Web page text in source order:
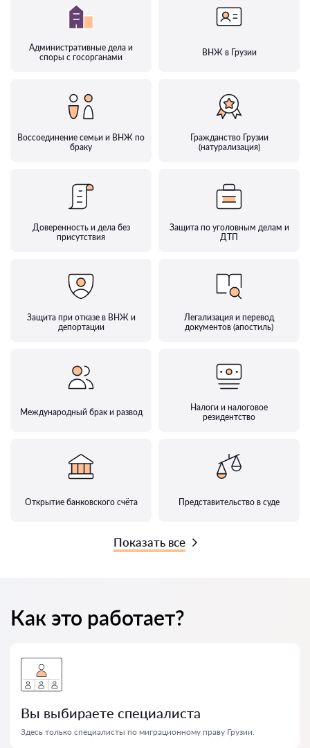
Административные дела и
споры с госорганами
ВНЖ в Грузии
Воссоединение семьи и ВНЖ по
браку
Гражданство Грузии
(натурализация)
Доверенность и дела без
присутствия
Защита по уголовным делам и
ДТП
Защита при отказе в ВНЖ и
депортации
Легализация и перевод
документов (апостиль)
Международный брак и развод
Налоги и налоговое
резидентство
Открытие банковского счёта Представительство в суде
Показать все
Как это работает?
Вы выбираете специалиста
Здесь только специалисты по миграционному праву Грузии.